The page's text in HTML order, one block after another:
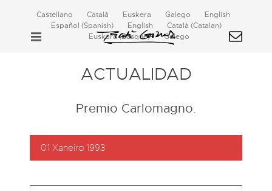
Castellano Catalá Euskera Galego
English
Español (Spanish) English Català (Catalan)
Euskara(Basque) Galego
ACTUALIDAD
Premio Carlomagno.
01 Xaneiro 1993